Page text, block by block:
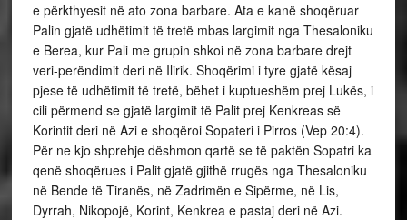
e përkthyesit në ato zona barbare. Ata e kanë shoqëruar
Palin gjatë udhëtimit të tretë mbas largimit nga Thesaloniku
e Berea, kur Pali me grupin shkoi në zona barbare drejt
veri-perëndimit deri në Ilirik. Shoqërimi i tyre gjatë kësaj
pjese të udhëtimit të tretë, bëhet i kuptueshëm prej Lukës, i
cili përmend se gjatë largimit të Palit prej Kenkreas së
Korintit deri në Azi e shoqëroi Sopateri i Pirros (Vep 20:4).
Për ne kjo shprehje dëshmon qartë se të paktën Sopatri ka
qenë shoqërues i Palit gjatë gjithë rrugës nga Thesaloniku
në Bende të Tiranës, në Zadrimën e Sipërme, në Lis,
Dyrrah, Nikopojë, Korint, Kenkrea e pastaj deri në Azi.